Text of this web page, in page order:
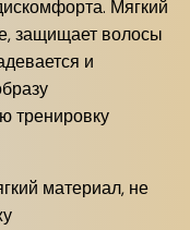
Мягкий
защищает волосы
и
тренировку
материал, не